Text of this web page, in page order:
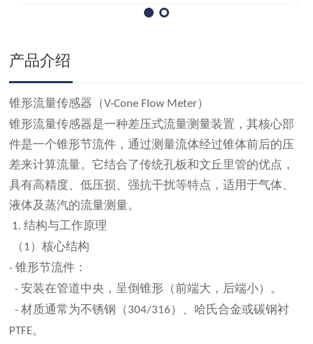
产品介绍
锥形流量传感器（V-Cone Flow Meter）
锥形流量传感器是一种差压式流量测量装置，其核心部
件是一个锥形节流件，通过测量流体经过锥体前后的压
差来计算流量。它结合了传统孔板和文丘里管的优点，
具有高精度、低压损、强抗干扰等特点，适用于气体、
液体及蒸汽的流量测量。
1.结构与工作原理
（1 ）核心结构
-锥形节流件：
-安装在管道中央，呈倒锥形（前端大，后端小）。
-材质通常为不锈钢（304/316 ）、哈氏合金或碳钢衬
PTFE。